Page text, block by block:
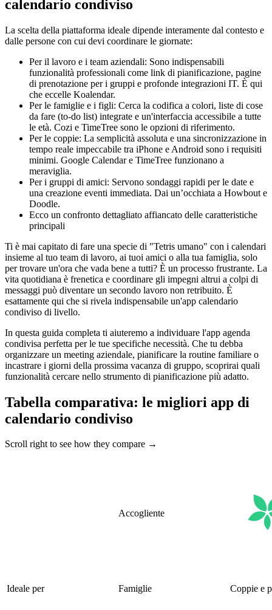
calendario condiviso
La scelta della piattaforma ideale dipende interamente dal contesto e
dalle persone con cui devi coordinare le giornate:
Per il lavoro e i team aziendali: Sono indispensabili
funzionalità professionali come link di pianificazione, pagine
di prenotazione per i gruppi e profonde integrazioni IT. È qui
che eccelle Koalendar.
Per le famiglie e i figli: Cerca la codifica a colori, liste di cose
da fare (to-do list) integrate e un'interfaccia accessibile a tutte
le età. Cozi e TimeTree sono le opzioni di riferimento.
Per le coppie: La semplicità assoluta e una sincronizzazione in
tempo reale impeccabile tra iPhone e Android sono i requisiti
minimi. Google Calendar e TimeTree funzionano a
meraviglia.
Per i gruppi di amici: Servono sondaggi rapidi per le date e
una creazione eventi immediata. Dai un’occhiata a Howbout e
Doodle.
Ecco un confronto dettagliato affiancato delle caratteristiche
principali
Ti è mai capitato di fare una specie di "Tetris umano" con i calendari
insieme al tuo team di lavoro, ai tuoi amici o alla tua famiglia, solo
per trovare un'ora che vada bene a tutti? È un processo frustrante. La
vita quotidiana è frenetica e coordinare gli impegni altrui a colpi di
messaggi può diventare un secondo lavoro non retribuito. È
esattamente qui che si rivela indispensabile un'app calendario
condiviso di livello.
In questa guida completa ti aiuteremo a individuare l'app agenda
condivisa perfetta per le tue specifiche necessità. Che tu debba
organizzare un meeting aziendale, pianificare la routine familiare o
incastrare i giorni della prossima vacanza di gruppo, scoprirai quali
funzionalità cercare nello strumento di pianificazione più adatto.
Tabella comparativa: le migliori app di
calendario condiviso
Scroll right to see how they compare →
Accogliente
Ideale per Famiglie Coppie e